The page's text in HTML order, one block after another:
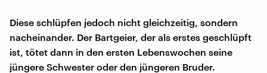
Diese schlüpfen jedoch nicht gleichzeitig, sondern
nacheinander. Der Bartgeier, der als erstes geschlüpft
ist, tötet dann in den ersten Lebenswochen seine
jüngere Schwester oder den jüngeren Bruder.